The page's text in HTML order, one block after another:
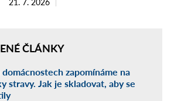
ČLÁNKY
zapomínáme na
stravy. Jak je skladovat, aby se